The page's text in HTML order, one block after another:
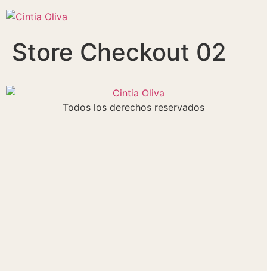
Store Checkout 02
Todos los derechos reservados